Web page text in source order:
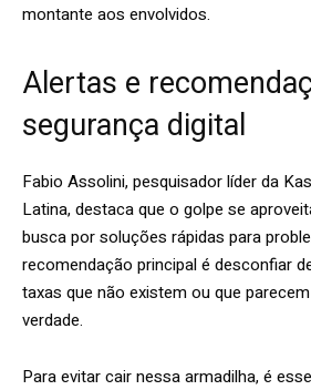
montante aos envolvidos.
Alertas e
segurança digital
Fabio Assolini, pesquisador líder da
Latina, destaca que o golpe se
busca por soluções rápidas para
recomendação principal é desconfiar
taxas que não existem ou que
verdade.
Para evitar cair nessa armadilha, é